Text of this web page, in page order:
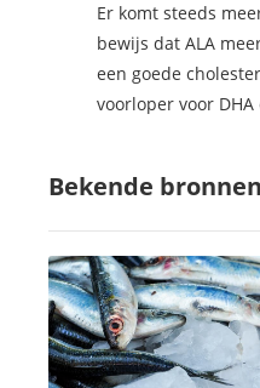
Er komt steeds
bewijs dat ALA
een goede
voorloper voor DHA
Bekende